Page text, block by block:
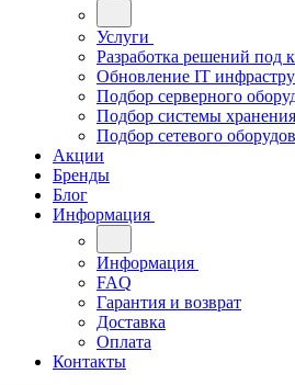
Услуги
Разработка решений под
Обновление IT
Подбор серверного
Подбор системы
Подбор сетевого
Акции
Бренды
Блог
Информация
Информация
FAQ
Гарантия и возврат
Доставка
Оплата
Контакты